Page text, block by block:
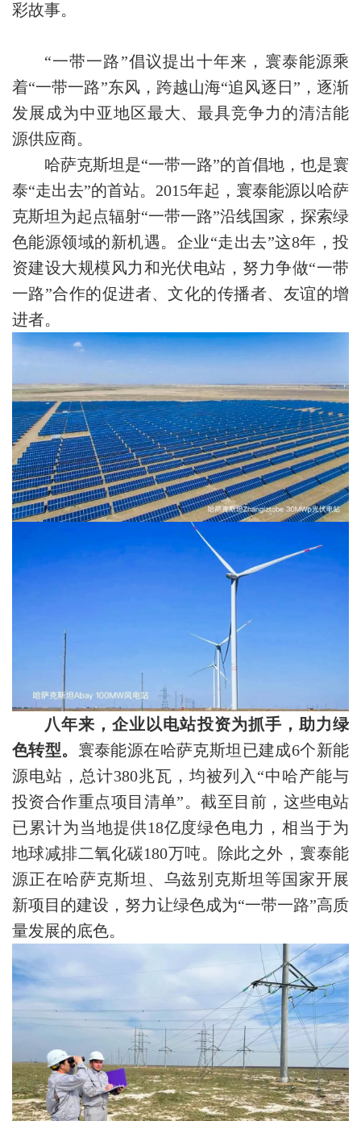
彩故事。
“一带一路”倡议提出十年来，寰泰能源乘
着“一带一路”东风，跨越山海“追风逐日”，逐渐
发展成为中亚地区最大、最具竞争力的清洁能
源供应商。
哈萨克斯坦是“一带一路”的首倡地，也是寰
泰“走出去”的首站。2015年起，寰泰能源以哈萨
克斯坦为起点辐射“一带一路”沿线国家，探索绿
色能源领域的新机遇。企业“走出去”这8年，投
资建设大规模风力和光伏电站，努力争做“一带
一路”合作的促进者、文化的传播者、友谊的增
进者。
八年来，企业以电站投资为抓手，助力绿
色转型。 寰泰能源在哈萨克斯坦已建成6个新能
源电站，总计380兆瓦，均被列入“中哈产能与
投资合作重点项目清单”。截至目前，这些电站
已累计为当地提供18亿度绿色电力，相当于为
地球减排二氧化碳180万吨。除此之外，寰泰能
源正在哈萨克斯坦、乌兹别克斯坦等国家开展
新项目的建设，努力让绿色成为“一带一路”高质
量发展的底色。